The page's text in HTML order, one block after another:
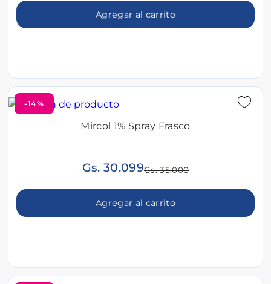
Agregar al carrito
-14%
Mircol 1% Spray Frasco
Gs. 30.099Gs. 35.000
Agregar al carrito